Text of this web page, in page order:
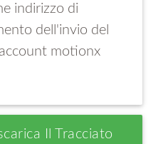
indirizzo di
dell'invio del
motionx
Il Tracciato